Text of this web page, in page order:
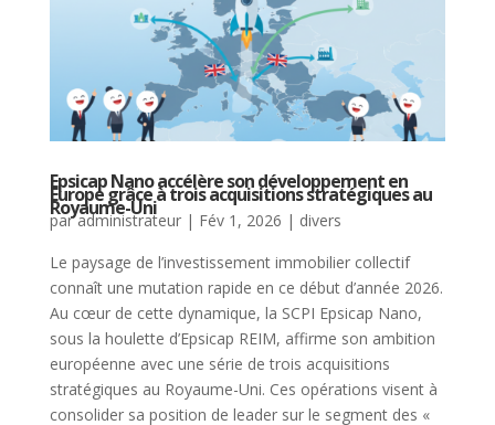
Epsicap Nano accélère son développement en
Europe grâce à trois acquisitions stratégiques au
Royaume-Uni
paradministrateur| Fév 1, 2026 | divers
Le paysage de l’investissement immobilier collectif
connaît une mutation rapide en ce début d’année 2026.
Au cœur de cette dynamique, la SCPI Epsicap Nano,
sous la houlette d’Epsicap REIM, affirme son ambition
européenne avec une série de trois acquisitions
stratégiques au Royaume-Uni. Ces opérations visent à
consolider sa position de leader sur le segment des «